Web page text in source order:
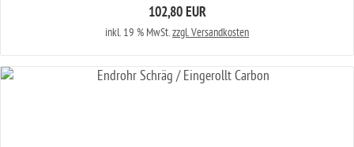
102,80 EUR
inkl. 19 % MwSt.zzgl. Versandkosten